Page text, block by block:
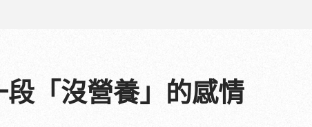
「沒營養」的感情